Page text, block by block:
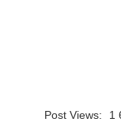
Post Views: 1